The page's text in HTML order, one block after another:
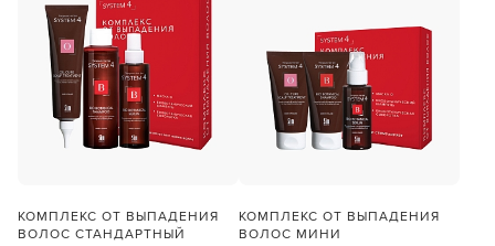
КОМПЛЕКС ОТ ВЫПАДЕНИЯ
ВОЛОС СТАНДАРТНЫЙ
КОМПЛЕКС ОТ ВЫПАДЕНИЯ
ВОЛОС МИНИ